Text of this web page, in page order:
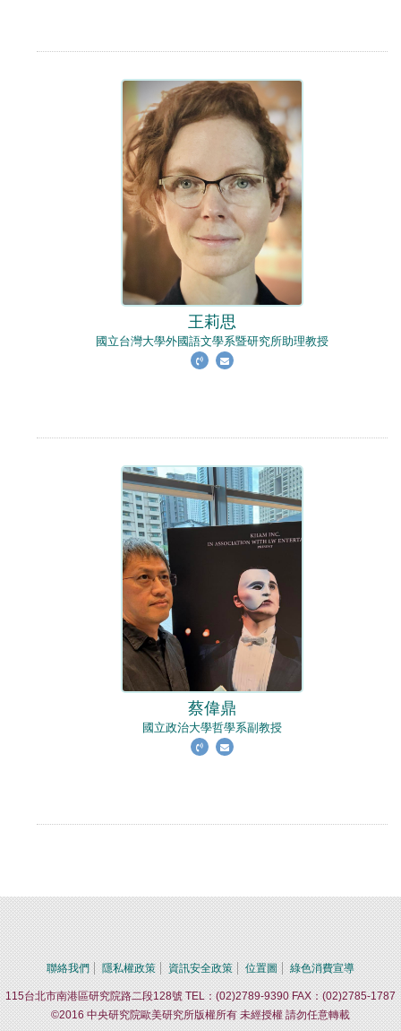
王莉思
國立台灣大學外國語文學系暨研究所助理教授
蔡偉鼎
國立政治大學哲學系副教授
聯絡我們 隱私權政策 資訊安全政策 位置圖 綠色消費宣導
115台北市南港區研究院路二段128號 TEL：(02)2789-9390 FAX：(02)2785-1787
©2016 中央研究院歐美研究所版權所有 未經授權 請勿任意轉載